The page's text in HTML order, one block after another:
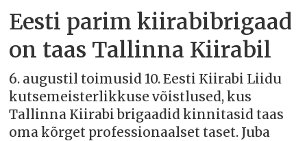
Eesti parim kiirabibrigaad
on taas Tallinna Kiirabil
6. augustil toimusid 10. Eesti Kiirabi Liidu
kutsemeisterlikkuse võistlused, kus
Tallinna Kiirabi brigaadid kinnitasid taas
oma kõrget professionaalset taset. Juba